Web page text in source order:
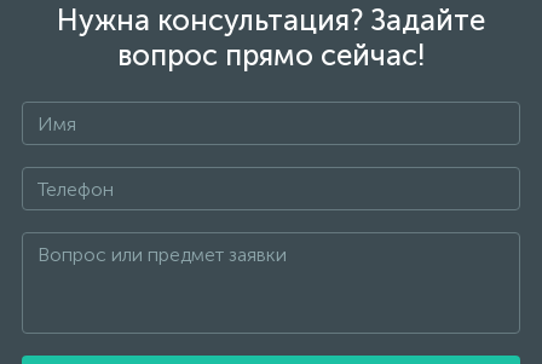
Нужна консультация? Задайте
вопрос прямо сейчас!